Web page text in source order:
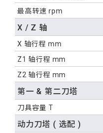
最高转速 rpm
X / Z 轴
X 轴行程 mm
Z1 轴行程 mm
Z2 轴行程 mm
第一 & 第二刀塔
刀具容量 T
动力刀塔 ( 选配 )